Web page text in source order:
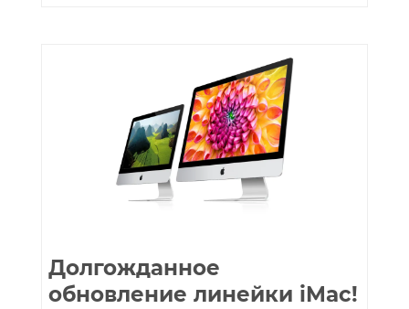
Долгожданное
обновление линейки iMac!